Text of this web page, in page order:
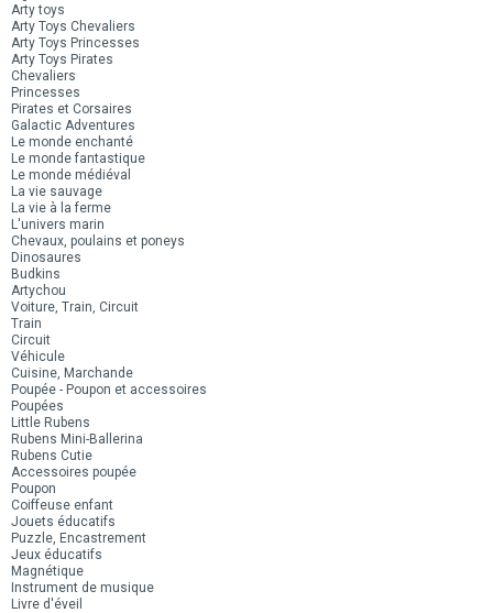
Arty toys
Arty Toys Chevaliers
Arty Toys Princesses
Arty Toys Pirates
Chevaliers
Princesses
Pirates et Corsaires
Galactic Adventures
Le monde enchanté
Le monde fantastique
Le monde médiéval
La vie sauvage
La vie à la ferme
L'univers marin
Chevaux, poulains et poneys
Dinosaures
Budkins
Artychou
Voiture, Train, Circuit
Train
Circuit
Véhicule
Cuisine, Marchande
Poupée - Poupon et accessoires
Poupées
Little Rubens
Rubens Mini-Ballerina
Rubens Cutie
Accessoires poupée
Poupon
Coiffeuse enfant
Jouets éducatifs
Puzzle, Encastrement
Jeux éducatifs
Magnétique
Instrument de musique
Livre d'éveil